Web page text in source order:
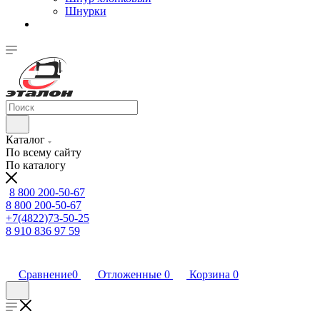
Шнурки
Каталог
По всему сайту
По каталогу
8 800 200-50-67
8 800 200-50-67
+7(4822)73-50-25
8 910 836 97 59
Сравнение0 Отложенные 0 Корзина 0